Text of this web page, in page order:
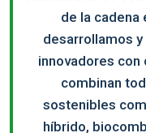
de la cadena
desarrollamos
innovadores
combinan
sostenibles
híbrido,